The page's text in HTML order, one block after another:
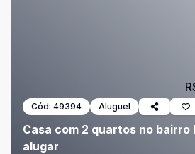
Cód: 49394 Aluguel
Casa com 2 quartos no bairro
alugar